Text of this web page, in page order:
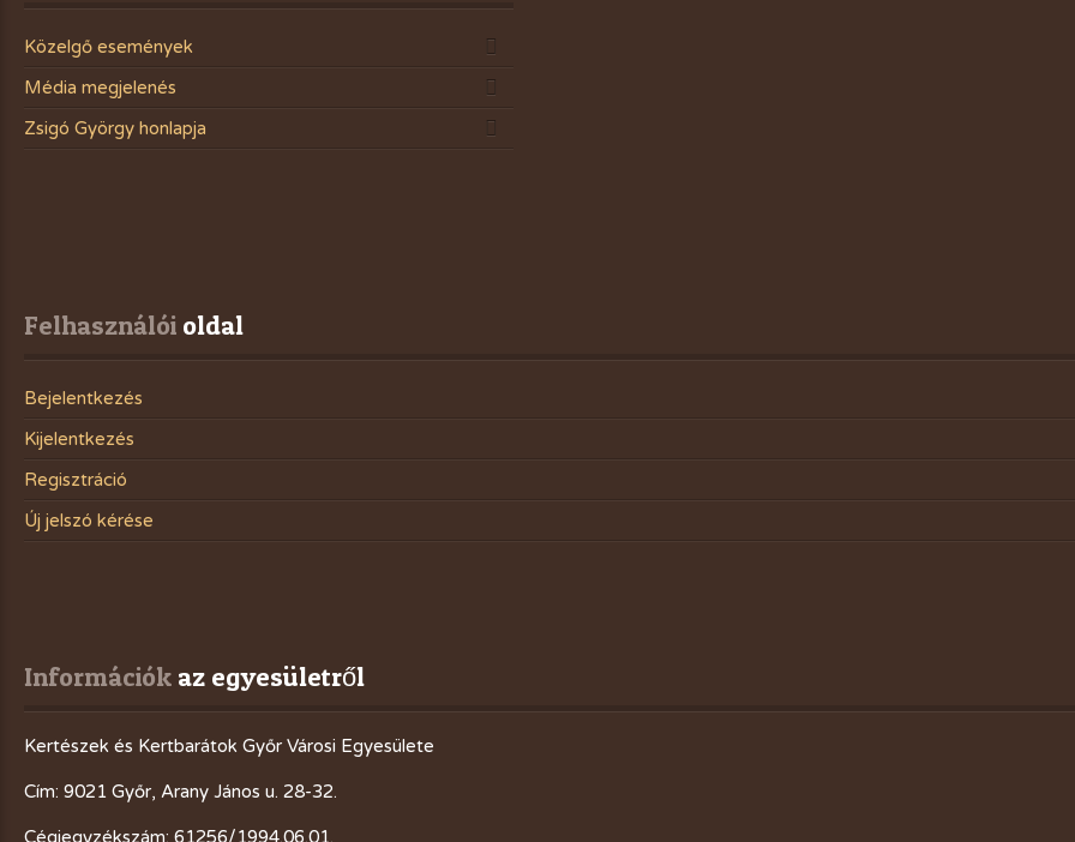
Közelgő események
Média megjelenés
Zsigó György honlapja
Felhasználói oldal
Bejelentkezés
Kijelentkezés
Regisztráció
Új jelszó kérése
Információk az egyesületről
Kertészek és Kertbarátok Győr Városi Egyesülete
Cím: 9021 Győr, Arany János u. 28-32.
Cégjegyzékszám: 61256/1994.06.01.